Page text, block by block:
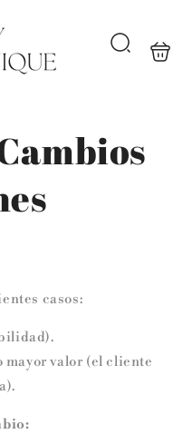
Búsqueda Carrito
casos:
mayor valor (el cliente